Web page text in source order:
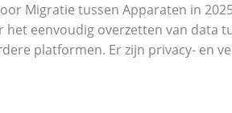
Migratie tussen Apparaten in
eenvoudig overzetten van data
platformen. Er zijn privacy- en